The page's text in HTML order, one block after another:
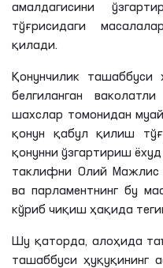
амалдагисини
тўғрисидаги
қилади.
Қонунчилик ташаббуси
белгиланган
шахслар томонидан
қонун қабул қилиш
қонунни ўзгартириш
таклифни Олий Мажлис
ва парламентнинг бу
кўриб чиқиш ҳақида
Шу қаторда, алоҳида
ташаббуси ҳуқуқининг